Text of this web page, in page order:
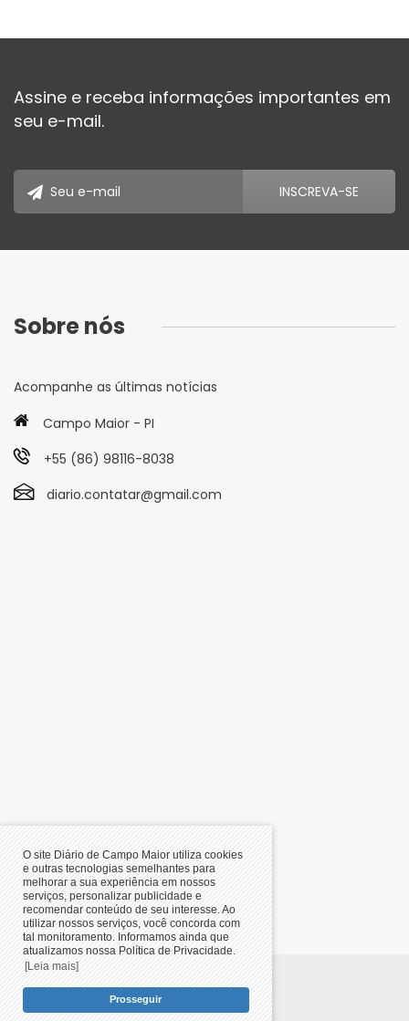
O site Diário de Campo Maior utiliza cookies
e outras tecnologias semelhantes para
melhorar a sua experiência em nossos
serviços, personalizar publicidade e
recomendar conteúdo de seu interesse. Ao
utilizar nossos serviços, você concorda com
tal monitoramento. Informamos ainda que
atualizamos nossa Política de Privacidade.
[Leia mais]
Prosseguir
Assine e receba informações importantes em
seu e-mail.
Sobre nós
Acompanhe as últimas notícias
Campo Maior - PI
+55 (86) 98116-8038
diario.contatar@gmail.com
© 2019/2026,Diário de Campo
Maior-Últimas notícias de Campo